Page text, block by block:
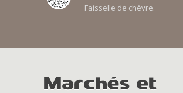
Faisselle de chèvre.
Marchés et